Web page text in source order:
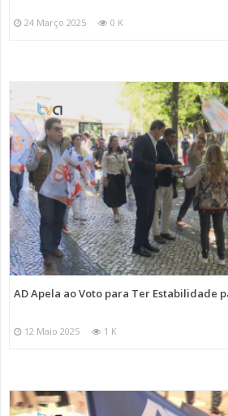
24 Março 2025 0 K
AD Apela ao Voto para Ter Estabilidade
12 Maio 2025 1 K